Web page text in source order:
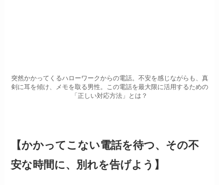
突然かかってくるハローワークからの電話。不安を感じながらも、真
剣に耳を傾け、メモを取る男性。この電話を最大限に活用するための
「正しい対応方法」とは？
【かかってこない電話を待つ、その不
安な時間に、別れを告げよう】